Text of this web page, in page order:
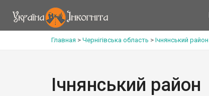
Главная > Чернігівська область > Ічнянський район
Ічнянський район